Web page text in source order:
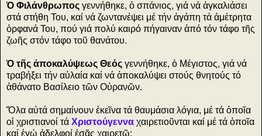
Ὁ Φιλάνθρωπος γεννήθηκε, ὁ σπάνιος, γιά νά ἀγκαλιάσει
στά στήθη Του, καί νά ζωντανέψει μέ τήν ἀγάπη τά ἀμέτρητα
ὀρφανά Του, πού γιά πολύ καιρό πήγαιναν ἀπό τόν τάφο τῆς
ζωῆς στόν τάφο τοῦ θανάτου.
Ὁ τῆς ἀποκαλύψεως Θεός γεννήθηκε, ὁ Μέγιστος, γιά νά
τραβήξει τήν αὐλαία καί νά ἀποκαλύψει στούς θνητούς τό
ἀθάνατο Βασίλειο τῶν Οὐρανῶν.
Ὅλα αὐτά σημαίνουν ἐκεῖνα τά θαυμάσια λόγια, μέ τά ὁποῖα
οἱ χριστιανοί τά Χριστούγεννα χαιρετιοῦνται καί μέ τά ὁποῖα
καί ἐγώ ἀδελφοί ἐσᾶς χαιρετῶ: